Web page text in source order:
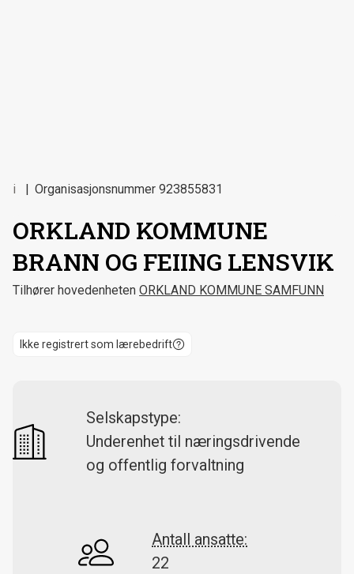
i Organisasjonsnummer 923855831
ORKLAND KOMMUNE
BRANN OG FEIING LENSVIK
Tilhører hovedenheten ORKLAND KOMMUNE SAMFUNN
Ikke registrert som lærebedrift
Selskapstype:
Underenhet til næringsdrivende
og offentlig forvaltning
Antall ansatte:
22